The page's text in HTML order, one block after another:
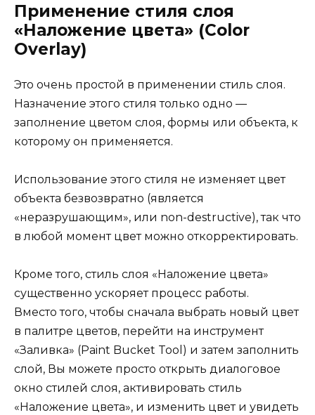
Применение стиля слоя
«Наложение цвета» (Color
Overlay)
Это очень простой в применении стиль слоя.
Назначение этого стиля только одно —
заполнение цветом слоя, формы или объекта, к
которому он применяется.
Использование этого стиля не изменяет цвет
объекта безвозвратно (является
«неразрушающим», или non-destructive), так что
в любой момент цвет можно откорректировать.
Кроме того, стиль слоя «Наложение цвета»
существенно ускоряет процесс работы.
Вместо того, чтобы сначала выбрать новый цвет
в палитре цветов, перейти на инструмент
«Заливка» (Paint Bucket Tool) и затем заполнить
слой, Вы можете просто открыть диалоговое
окно стилей слоя, активировать стиль
«Наложение цвета», и изменить цвет и увидеть